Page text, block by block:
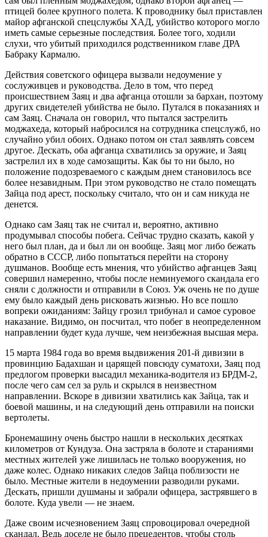
птицей более крупного полета. К проводнику был приставлен
майор афганской спецслужбы ХАД, убийство которого могло
иметь самые серьезные последствия. Более того, ходили
слухи, что убитый приходился родственником главе ДРА
Бабраку Кармалю.
Действия советского офицера вызвали недоумение у
сослуживцев и руководства. Дело в том, что перед
происшествием Заяц и два афганца отошли за бархан, поэтому
других свидетелей убийства не было. Путался в показаниях и
сам Заяц. Сначала он говорил, что пытался застрелить
моджахеда, который набросился на сотрудника спецслужб, но
случайно убил обоих. Однако потом он стал заявлять совсем
другое. Дескать, оба афганца схватились за оружие, и Заяц
застрелил их в ходе самозащиты. Как бы то ни было, но
положение подозреваемого с каждым днем становилось все
более незавидным. При этом руководство не стало помещать
Зайца под арест, поскольку считало, что он и сам никуда не
денется.
Однако сам Заяц так не считал и, вероятно, активно
продумывал способы побега. Сейчас трудно сказать, какой у
него был план, да и был ли он вообще. Заяц мог либо бежать
обратно в СССР, либо попытаться перейти на сторону
душманов. Вообще есть мнения, что убийство афганцев Заяц
совершил намеренно, чтобы после неминуемого скандала его
сняли с должности и отправили в Союз. Уж очень не по душе
ему было каждый день рисковать жизнью. Но все пошло
вопреки ожиданиям: Зайцу грозил трибунал и самое суровое
наказание. Видимо, он посчитал, что побег в неопределенном
направлении будет куда лучше, чем неизбежная высшая мера.
15 марта 1984 года во время выдвижения 201-й дивизии в
провинцию Бадахшан и царящей повсюду суматохи, Заяц под
предлогом проверки высадил механика-водителя из БРДМ-2,
после чего сам сел за руль и скрылся в неизвестном
направлении. Вскоре в дивизии хватились как Зайца, так и
боевой машины, и на следующий день отправили на поиски
вертолеты.
Бронемашину очень быстро нашли в нескольких десятках
километров от Кундуза. Она застряла в болоте и стараниями
местных жителей уже лишилась не только вооружения, но
даже колес. Однако никаких следов Зайца поблизости не
было. Местные жители в недоумении разводили руками.
Дескать, пришли душманы и забрали офицера, застрявшего в
болоте. Куда увели — не знаем.
Даже своим исчезновением Заяц спровоцировал очередной
скандал. Ведь доселе не было прецедентов, чтобы столь